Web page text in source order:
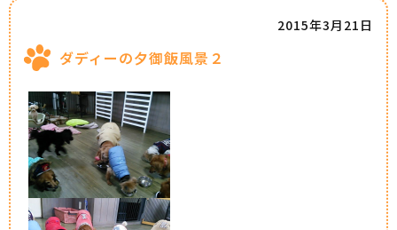
ダディーの夕御飯風景２
2015年3月21日